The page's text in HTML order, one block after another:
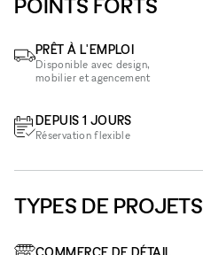
POINTS FORTS
PRÊT À L'EMPLOI
Disponible avec design,
mobilier et agencement
DEPUIS 1 JOURS
Réservation flexible
TYPES DE PROJETS
COMMERCE DE DÉTAIL